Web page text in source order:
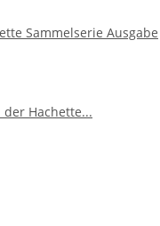
Sammelserie Ausgabe